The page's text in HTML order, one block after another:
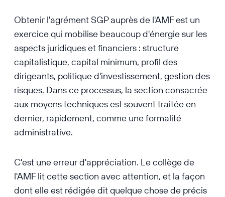
Obtenir l'agrément SGP auprès de l'AMF est un
exercice qui mobilise beaucoup d'énergie sur les
aspects juridiques et financiers : structure
capitalistique, capital minimum, profil des
dirigeants, politique d'investissement, gestion des
risques. Dans ce processus, la section consacrée
aux moyens techniques est souvent traitée en
dernier, rapidement, comme une formalité
administrative.
C'est une erreur d'appréciation. Le collège de
l'AMF lit cette section avec attention, et la façon
dont elle est rédigée dit quelque chose de précis